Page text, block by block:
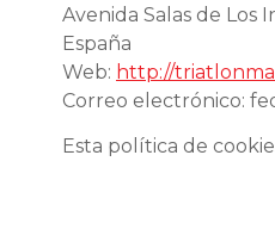
Avenida Salas de Los
España
Web: http://
Correo electrónico:
Esta política de